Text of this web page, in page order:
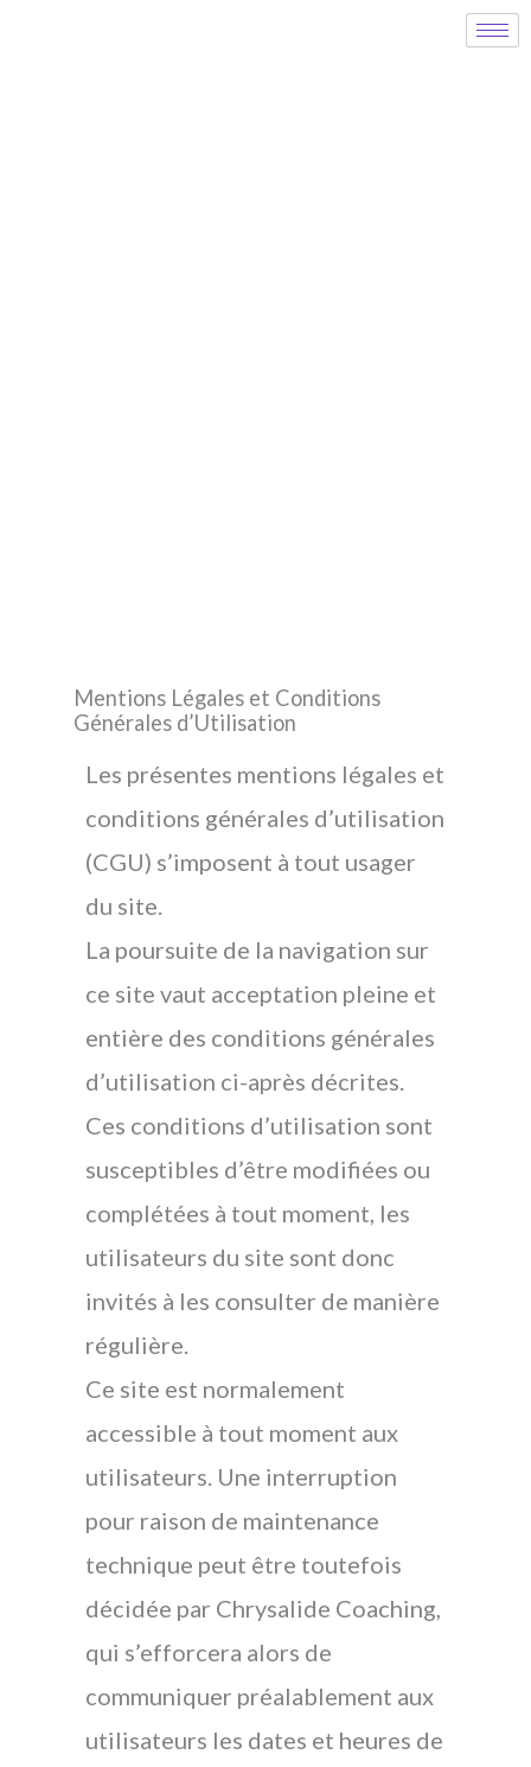
Mentions Légales et Conditions
Générales d’Utilisation
Les présentes mentions légales et
conditions générales d’utilisation
(CGU) s’imposent à tout usager
du site.
La poursuite de la navigation sur
ce site vaut acceptation pleine et
entière des conditions générales
d’utilisation ci-après décrites.
Ces conditions d’utilisation sont
susceptibles d’être modifiées ou
complétées à tout moment, les
utilisateurs du site sont donc
invités à les consulter de manière
régulière.
Ce site est normalement
accessible à tout moment aux
utilisateurs. Une interruption
pour raison de maintenance
technique peut être toutefois
décidée par Chrysalide Coaching,
qui s’efforcera alors de
communiquer préalablement aux
utilisateurs les dates et heures de